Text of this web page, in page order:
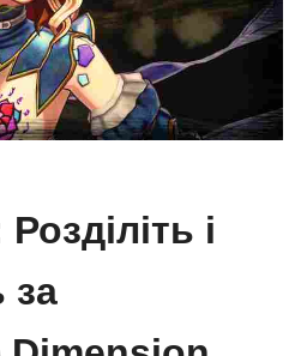
і
за